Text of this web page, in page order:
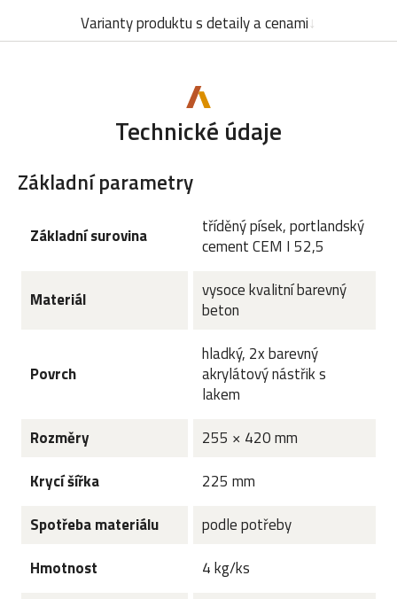
Varianty produktu s detaily a cenami
Technické údaje
Základní parametry
Základní surovina
tříděný písek, portlandský
cement CEM I 52,5
Materiál
vysoce kvalitní barevný
beton
Povrch
hladký, 2x barevný
akrylátový nástřik s
lakem
Rozměry
255 × 420 mm
Krycí šířka
225 mm
Spotřeba materiálu
podle potřeby
Hmotnost
4 kg/ks